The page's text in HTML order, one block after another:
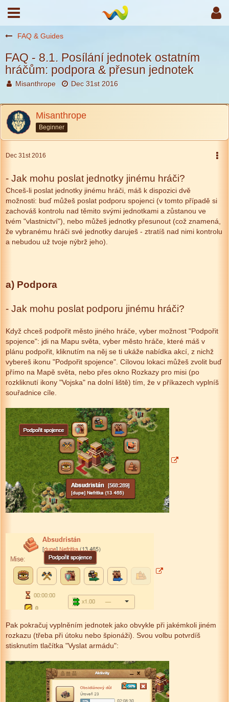
FAQ & Guides
FAQ - 8.1. Posílání jednotek ostatním
hráčům: podpora & přesun jednotek
Misanthrope Dec 31st 2016
Misanthrope
Beginner
Dec 31st 2016
- Jak mohu poslat jednotky jinému hráči?
Chceš-li poslat jednotky jinému hráči, máš k dispozici dvě
možnosti: buď můžeš poslat podporu spojenci (v tomto případě si
zachováš kontrolu nad těmito svými jednotkami a zůstanou ve
tvém "vlastnictví"), nebo můžeš jednotky přesunout (což znamená,
že vybranému hráči své jednotky daruješ - ztratíš nad nimi kontrolu
a nebudou už tvoje nýbrž jeho).
a) Podpora
- Jak mohu poslat podporu jinému hráči?
Když chceš podpořit město jiného hráče, vyber možnost "Podpořit
spojence": jdi na Mapu světa, vyber město hráče, které máš v
plánu podpořit, kliknutím na něj se ti ukáže nabídka akcí, z nichž
vybereš ikonu "Podpořit spojence". Cílovou lokaci můžeš zvolit buď
přímo na Mapě světa, nebo přes okno Rozkazy pro misi (po
rozkliknutí ikony "Vojska" na dolní liště) tím, že v příkazech vyplníš
souřadnice cíle.
Pak pokračuj vyplněním jednotek jako obvykle při jakémkoli jiném
rozkazu (třeba při útoku nebo špionáži). Svou volbu potvrdíš
stisknutím tlačítka "Vyslat armádu":